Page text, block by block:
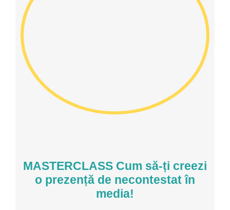
MASTERCLASS Cum să-ți creezi
o prezență de necontestat în
media!